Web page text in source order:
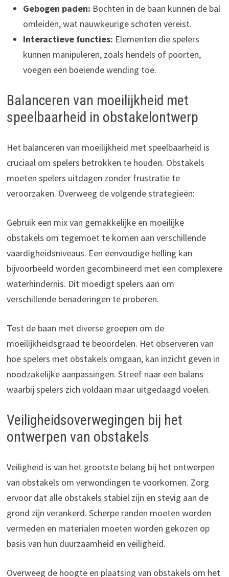
Gebogen paden: Bochten in de baan kunnen de bal
omleiden, wat nauwkeurige schoten vereist.
Interactieve functies: Elementen die spelers
kunnen manipuleren, zoals hendels of poorten,
voegen een boeiende wending toe.
Balanceren van moeilijkheid met
speelbaarheid in obstakelontwerp
Het balanceren van moeilijkheid met speelbaarheid is
cruciaal om spelers betrokken te houden. Obstakels
moeten spelers uitdagen zonder frustratie te
veroorzaken. Overweeg de volgende strategieën:
Gebruik een mix van gemakkelijke en moeilijke
obstakels om tegemoet te komen aan verschillende
vaardigheidsniveaus. Een eenvoudige helling kan
bijvoorbeeld worden gecombineerd met een complexere
waterhindernis. Dit moedigt spelers aan om
verschillende benaderingen te proberen.
Test de baan met diverse groepen om de
moeilijkheidsgraad te beoordelen. Het observeren van
hoe spelers met obstakels omgaan, kan inzicht geven in
noodzakelijke aanpassingen. Streef naar een balans
waarbij spelers zich voldaan maar uitgedaagd voelen.
Veiligheidsoverwegingen bij het
ontwerpen van obstakels
Veiligheid is van het grootste belang bij het ontwerpen
van obstakels om verwondingen te voorkomen. Zorg
ervoor dat alle obstakels stabiel zijn en stevig aan de
grond zijn verankerd. Scherpe randen moeten worden
vermeden en materialen moeten worden gekozen op
basis van hun duurzaamheid en veiligheid.
Overweeg de hoogte en plaatsing van obstakels om het